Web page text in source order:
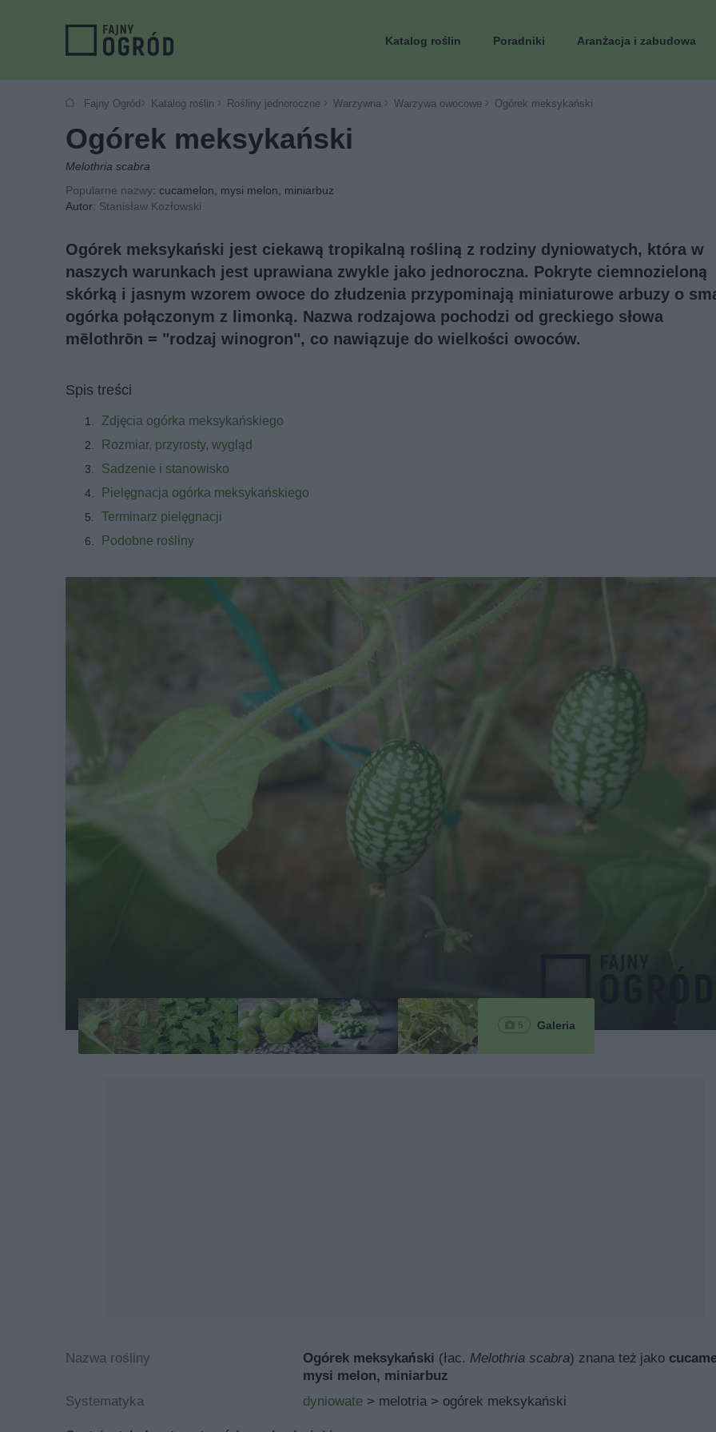
Katalog roślin Poradniki Aranżacja i zabudowa
Fajny Ogród Katalog roślin Rośliny jednoroczne Warzywna Warzywa owocowe Ogórek meksykański
Ogórek meksykański
Melothria scabra
Popularne nazwy: cucamelon, mysi melon, miniarbuz
Autor: Stanisław Kozłowski
Ogórek meksykański jest ciekawą tropikalną rośliną z rodziny dyniowatych, która w
naszych warunkach jest uprawiana zwykle jako jednoroczna. Pokryte ciemnozieloną
skórką i jasnym wzorem owoce do złudzenia przypominają miniaturowe arbuzy o
ogórka połączonym z limonką. Nazwa rodzajowa pochodzi od greckiego słowa
mēlothrōn = "rodzaj winogron", co nawiązuje do wielkości owoców.
Spis treści
Zdjęcia ogórka meksykańskiego
Rozmiar, przyrosty, wygląd
Sadzenie i stanowisko
Pielęgnacja ogórka meksykańskiego
Terminarz pielęgnacji
Podobne rośliny
5 Galeria
Nazwa rośliny Ogórek meksykański (łac. Melothria scabra) znana też jako
mysi melon, miniarbuz
Systematyka
dyniowate> melotria > ogórek meksykański